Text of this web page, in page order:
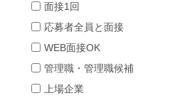
面接1回
応募者全員と面接
WEB面接OK
管理職・管理職候補
上場企業